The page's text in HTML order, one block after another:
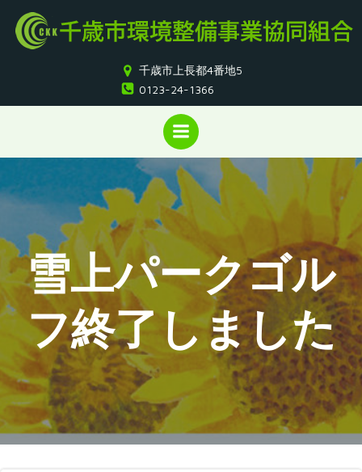
ン
ン
ツ
へ
ス
キ
ッ
プ
千歳市上長都4番地5
0123-24-1366
雪上パークゴル
フ終了しました